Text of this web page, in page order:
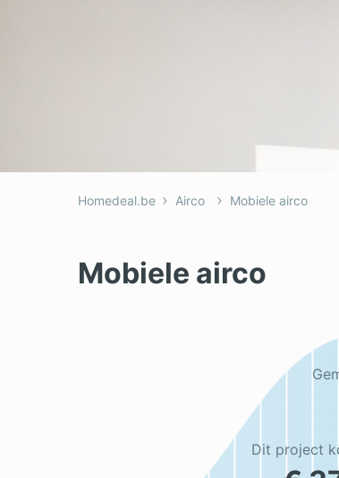
Homedeal.be Airco Mobiele airco
Mobiele airco
Dit project